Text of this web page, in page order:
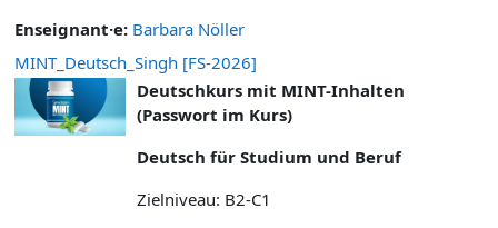
Enseignant·e: Barbara Nöller
MINT_Deutsch_Singh [FS-2026]
Deutschkurs mit MINT-Inhalten
(Passwort im Kurs)
Deutsch für Studium und Beruf
Zielniveau: B2-C1